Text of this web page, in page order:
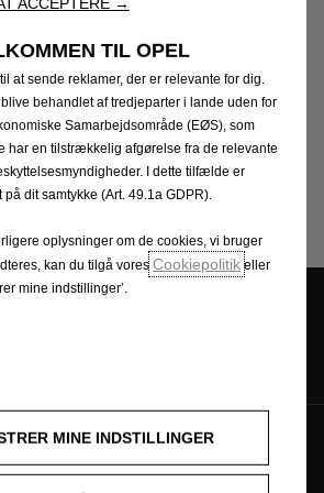
Opels fortsatte succes og
tilbydes du her en
stort fokus på trivsel og et
du selv er med til at forme din
via vores karrieresite
TIL OPEL
præstationen via forskellige elementer
til dig. Vores hjemmeside kan også benytte
at sende reklamer, der er relevante for dig.
behandlet af tredjeparter i lande uden for
Samarbejdsområde (EØS), som
har en tilstrækkelig afgørelse fra de relevante
I dette tilfælde er
dit samtykke (Art. 49.1a GDPR).
oplysninger om de cookies, vi bruger
kan du tilgå vores Cookiepolitik eller
mine indstillinger’.
MINE INDSTILLINGER